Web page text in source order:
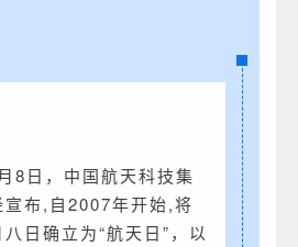
8日，中国航天科技集
宣布,自2007年开始,将
日确立为“航天日”，以